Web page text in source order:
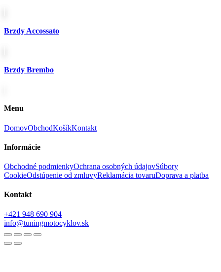
Brzdy Accossato
Brzdy Brembo
Menu
DomovObchodKošíkKontakt
Informácie
Obchodné podmienkyOchrana osobných údajovSúbory
CookieOdstúpenie od zmluvyReklamácia tovaruDoprava a platba
Kontakt
+421 948 690 904
info@tuningmotocyklov.sk